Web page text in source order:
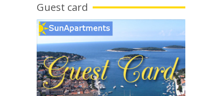
Guest card